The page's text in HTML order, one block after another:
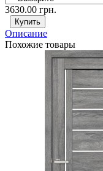
3630.00 грн.
Описание
Похожие товары